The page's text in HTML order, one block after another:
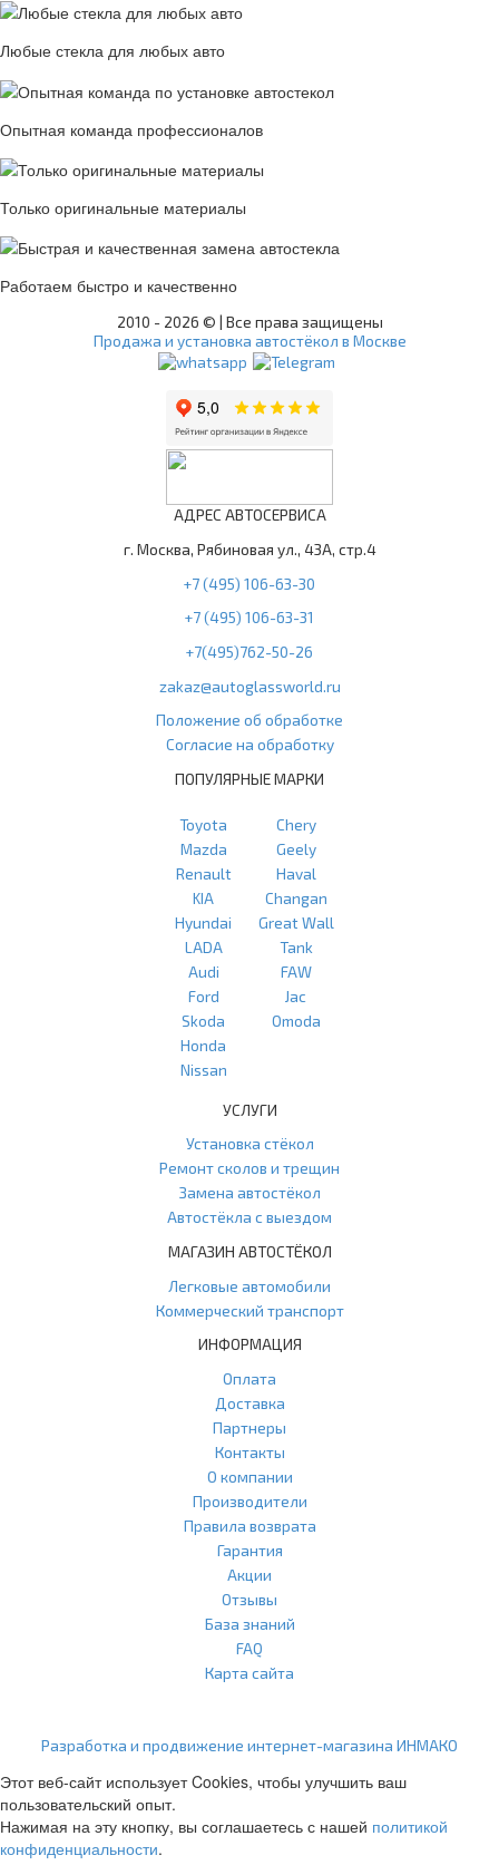
Любые стекла для любых авто
Опытная команда профессионалов
Только оригинальные материалы
Работаем быстро и качественно
2010 - 2026 © | Все права защищены
Продажа и установка автостёкол в Москве
АДРЕС АВТОСЕРВИСА
г. Москва, Рябиновая ул., 43А, стр.4
+7 (495) 106-63-30
+7 (495) 106-63-31
+7(495)762-50-26
zakaz@autoglassworld.ru
Положение об обработке
Согласие на обработку
ПОПУЛЯРНЫЕ МАРКИ
Toyota
Mazda
Renault
KIA
Hyundai
LADA
Audi
Ford
Skoda
Honda
Nissan
Chery
Geely
Haval
Changan
Great Wall
Tank
FAW
Jac
Omoda
УСЛУГИ
Установка стёкол
Ремонт сколов и трещин
Замена автостёкол
Автостёкла с выездом
МАГАЗИН АВТОСТЁКОЛ
Легковые автомобили
Коммерческий транспорт
ИНФОРМАЦИЯ
Оплата
Доставка
Партнеры
Контакты
О компании
Производители
Правила возврата
Гарантия
Акции
Отзывы
База знаний
FAQ
Карта сайта
Разработка и продвижение интернет-магазина ИНМАКО
Этот веб-сайт использует Cookies, чтобы улучшить ваш
пользовательский опыт.
Нажимая на эту кнопку, вы соглашаетесь с нашей политикой
конфиденциальности.